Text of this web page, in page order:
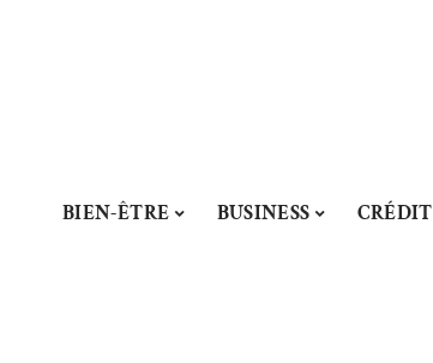
BIEN-ÊTRE BUSINESS CRÉDIT